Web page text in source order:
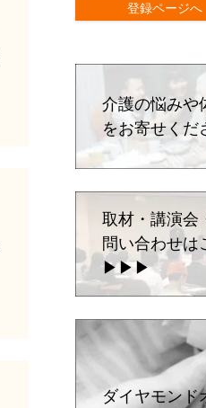
登録ページへ
介護の悩みや
をお寄せく
取材・講演会
問い合わせは
▶▶▶
ダイヤモンド